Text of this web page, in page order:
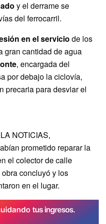
y el derrame se
del ferrocarril.
en el servicio de los
gran cantidad de agua
, encargada del
por debajo la ciclovía,
precaria para desviar el
NOTICIAS,
prometido reparar la
el colector de calle
concluyó y los
en el lugar.